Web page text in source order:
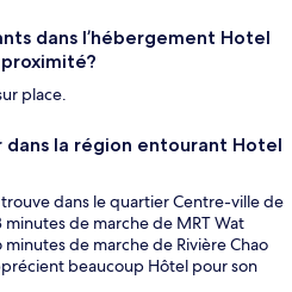
dans l’hébergement Hotel
proximité?
place.
la région entourant Hotel
dans le quartier Centre-ville de
de marche de MRT Wat
de marche de Rivière Chao
beaucoup Hôtel pour son